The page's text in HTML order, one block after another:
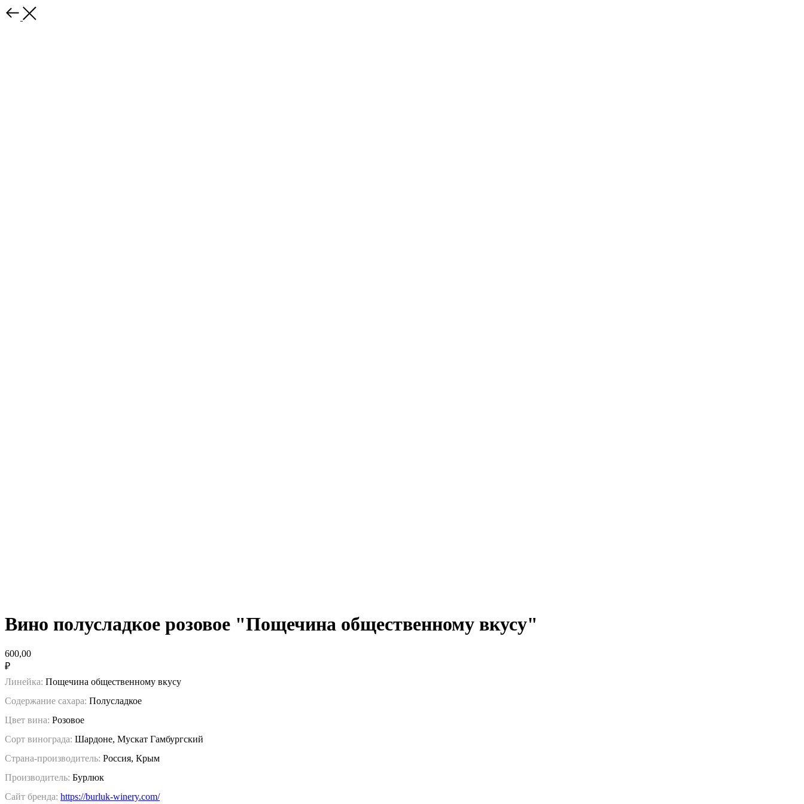
Вино полусладкое розовое "Пощечина общественному вкусу"
600,00
₽
Линейка: Пощечина общественному вкусу
Содержание сахара: Полусладкое
Цвет вина: Розовое
Сорт винограда: Шардоне, Мускат Гамбургский
Страна-производитель: Россия, Крым
Производитель: Бурлюк
Сайт бренда: https://burluk-winery.com/